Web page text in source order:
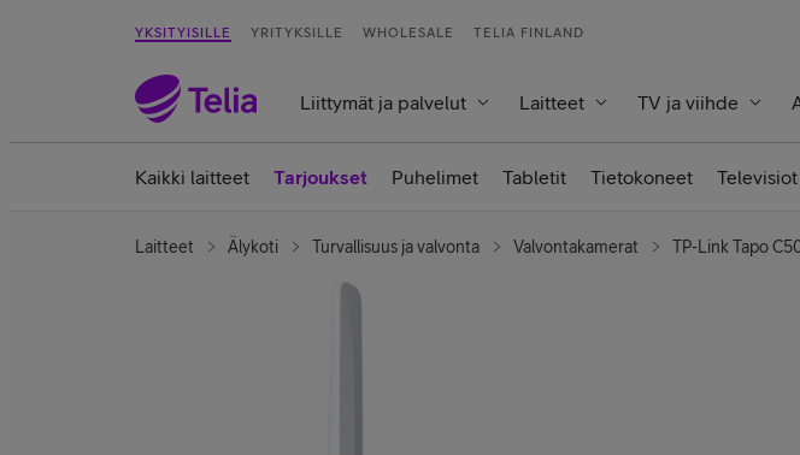
YKSITYISILLE YRITYKSILLE WHOLESALE TELIA FINLAND
Liittymät ja palvelut Laitteet TV ja viihde
Kaikki laitteet Tarjoukset Puhelimet Tabletit Tietokoneet Televisiot
Laitteet Älykoti Turvallisuus ja valvonta Valvontakamerat TP-Link Tapo